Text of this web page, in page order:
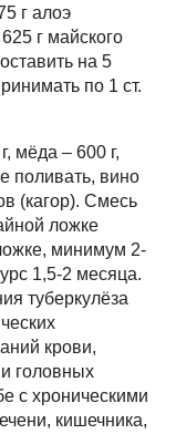
г алоэ
г майского
на 5
по 1 ст.
мёда – 600 г,
поливать, вино
(кагор). Смесь
ложке
минимум 2-
1,5-2 месяца.
туберкулёза
крови,
головных
с хроническими
кишечника,